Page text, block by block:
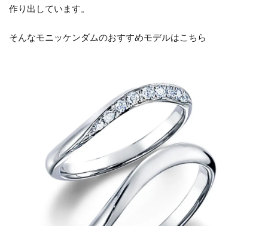
作り出しています。
そんなモニッケンダムのおすすめモデルはこちら